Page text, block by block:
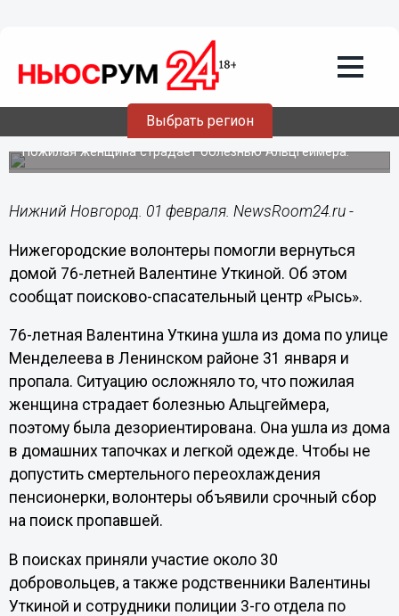
Выбрать регион
01.02.202118:42
Ушедшую из дома в тапочках
нижегородку разыскали за час
Пожилая женщина страдает болезнью Альцгеймера.
Нижний Новгород. 01 февраля. NewsRoom24.ru -
Нижегородские волонтеры помогли вернуться
домой 76-летней Валентине Уткиной. Об этом
сообщат поисково-спасательный центр «Рысь».
76-летная Валентина Уткина ушла из дома по улице
Менделеева в Ленинском районе 31 января и
пропала. Ситуацию осложняло то, что пожилая
женщина страдает болезнью Альцгеймера,
поэтому была дезориентирована. Она ушла из дома
в домашних тапочках и легкой одежде. Чтобы не
допустить смертельного переохлаждения
пенсионерки, волонтеры объявили срочный сбор
на поиск пропавшей.
В поисках приняли участие около 30
добровольцев, а также родственники Валентины
Уткиной и сотрудники полиции 3-го отдела по